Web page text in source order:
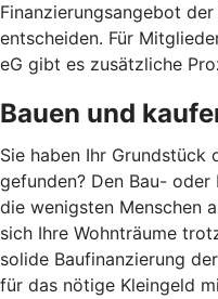
Finanzierungsangebot
entscheiden. Für
eG gibt es zusätzliche
Bauen und
Sie haben Ihr Grundstück
gefunden? Den Bau-
die wenigsten Menschen
sich Ihre Wohnträume
solide Baufinanzierung
für das nötige Kleingeld